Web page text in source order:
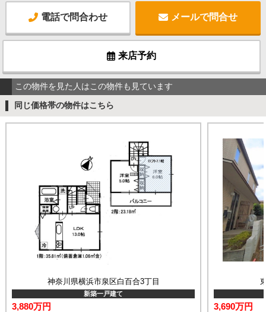
電話で問合わせ メールで問合せ
来店予約
この物件を見た人はこの物件も見ています
同じ価格帯の物件はこちら
神奈川県横浜市泉区白百合3丁目
新築一戸建て
3,880万円 3,690万円